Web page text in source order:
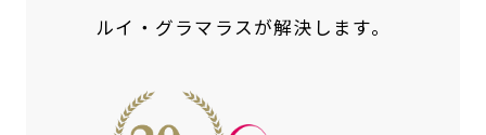
ルイ・グラマラスが解決します。